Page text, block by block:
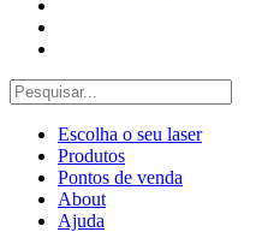
Escolha o seu laser
Produtos
Pontos de venda
About
Ajuda